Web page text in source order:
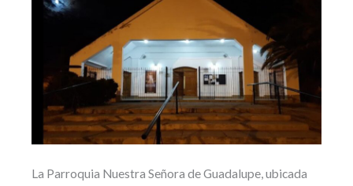
La Parroquia Nuestra Señora de Guadalupe, ubicada